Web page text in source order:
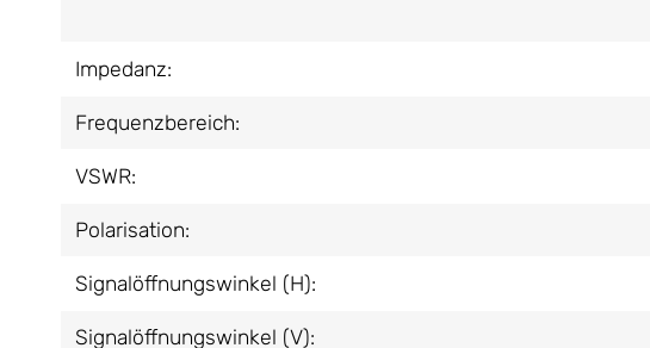
Impedanz:
Frequenzbereich:
VSWR:
Polarisation:
Signalöffnungswinkel (H):
Signalöffnungswinkel (V):